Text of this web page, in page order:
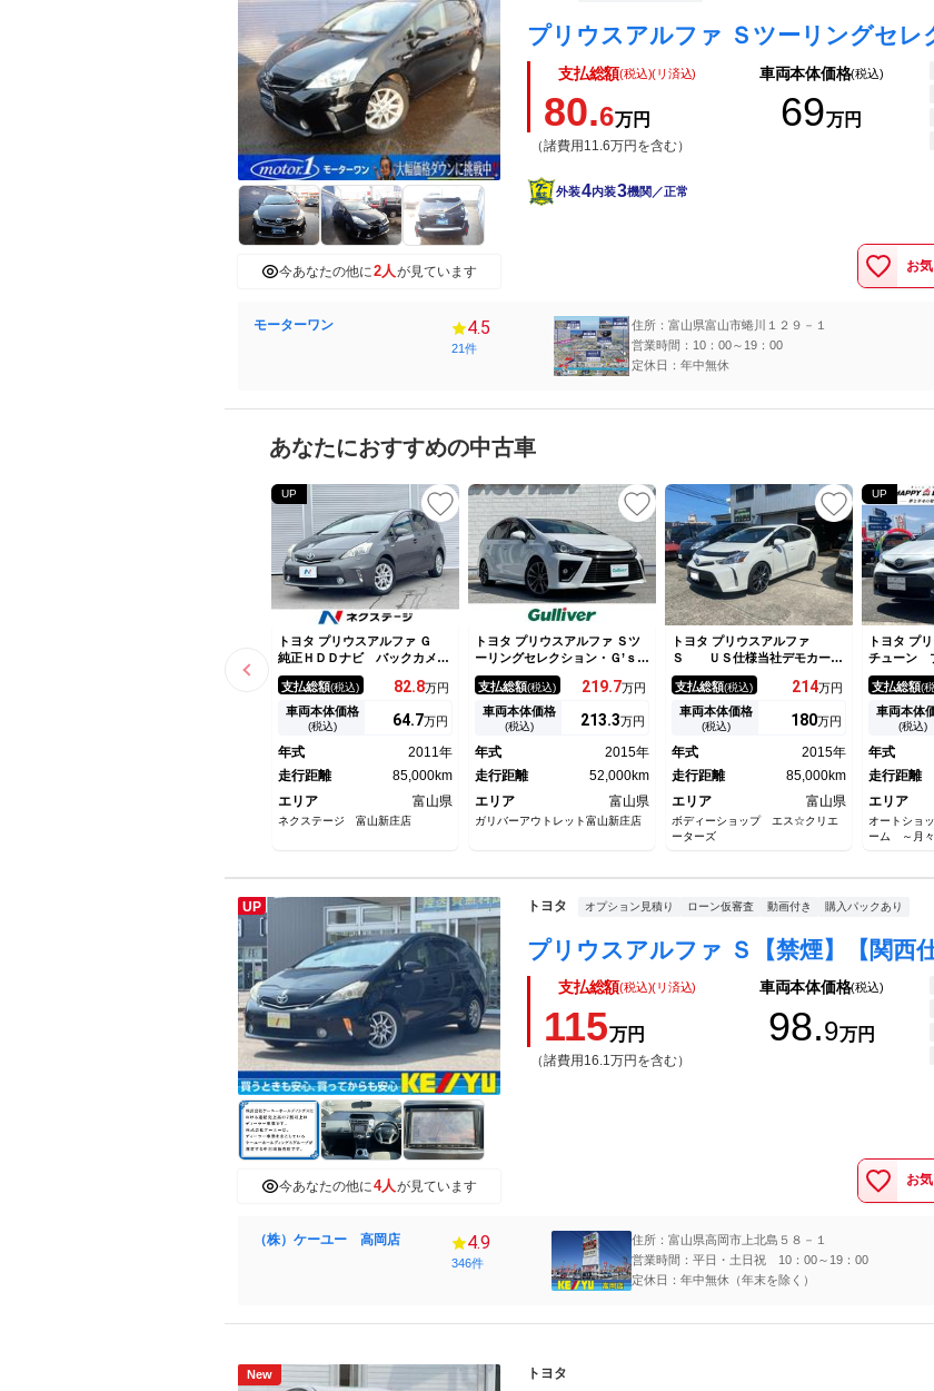
今あなたの他に2人が見ています
支払総額(税込)(リ済込)
80.6万円
（諸費用11.6万円を含む）
車両本体価格(税込)
69万円
外装4内装3機関／正常
お
モーターワン 4.5
21件
住所：富山県富山市蜷川１２９－１
営業時間：10：00～19：00
定休日：年中無休
あなたにおすすめの中古車
UP
トヨタ プリウスアルファ Ｇ
純正ＨＤＤナビ バックカメ
ラ 禁煙車 スマートキー Ｌ
ＥＤヘッド ＥＴＣ クルコ
ン 純正１６インチアルミ オ
ートライト オートエアコン
支払総額(税込) 82.8万円
車両本体価格
(税込) 64.7万円
年式
2011年
走行距離
85,000km
エリア
富山県
ネクステージ 富山新庄店
トヨタ プリウスアルファ Ｓツ
ーリングセレクション・Ｇ’ｓ
ワンオーナー／純正ＳＤナビ／
フルセグ／バックカメラ／ウィ
ンカーミラー／ドアバイザー／
プッシュスタート／ビルトイン
ッドライト／純正フロアマット
／革巻きステアリング／冬タイ
支払総額(税込) 219.7万円
車両本体価格
(税込) 213.3万円
年式
2015年
走行距離
52,000km
エリア
富山県
ガリバーアウトレット富山新庄店
トヨタ プリウスアルファ
Ｓ ＵＳ仕様当社デモカー
ＵＳ仕様当社デモカー ＵＳ純
正ＬＥＤヘッドライト ＵＳ純
正テール 車高調 ＧＴ－Ｒ２
０インチアルミ ツライチ Ｕ
ドラレコ 社外エンジンスター
ター 現状販売車
支払総額(税込) 214万円
車両本体価格
(税込) 180万円
年式
2015年
走行距離
85,000km
エリア
富山県
ボディーショップ エス☆クリエ
ーターズ
UP
トヨタ プ
チューン
ーナー フ
車 純正フ
カメラ ス
減ブレー
ー ＡＣＣ
正ＡＷ ド
支払総額(
車両本体
(税込)
年式
走行距離
エリア
オートショ
ーム ～月々
UP
今あなたの他に4人 が見ています
トヨタ オプション見積り ローン仮審査 動画付き 購入パックあり
支払総額(税込)(リ済込)
115万円
（諸費用16.1万円を含む）
車両本体価格(税込)
98.9万円
お
（株）ケーユー 高岡店 4.9
346件
住所：富山県高岡市上北島５８－１
営業時間：平日・土日祝 10：00～19：00
定休日：年中無休（年末を除く）
New トヨタ